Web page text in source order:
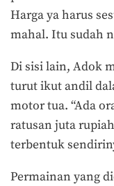
Harga ya harus
mahal. Itu sudah
Di sisi lain, Adok
turut ikut andil
motor tua. “Ada
ratusan juta
terbentuk
Permainan yang